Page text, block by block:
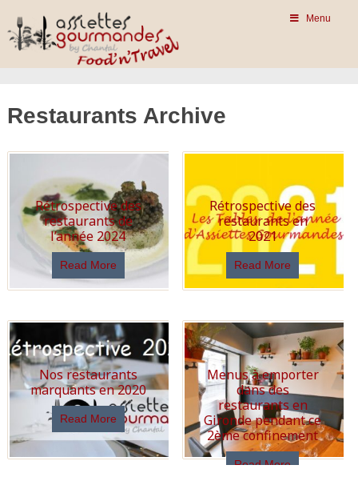
Menu
Restaurants Archive
Rétrospective des
restaurants de
l’année 2024
Read More
Rétrospective des
restaurants en
2021
Read More
Nos restaurants
marquants en 2020
Read More
Menus à emporter
dans des
restaurants en
Gironde pendant ce
2ème confinement
Read More